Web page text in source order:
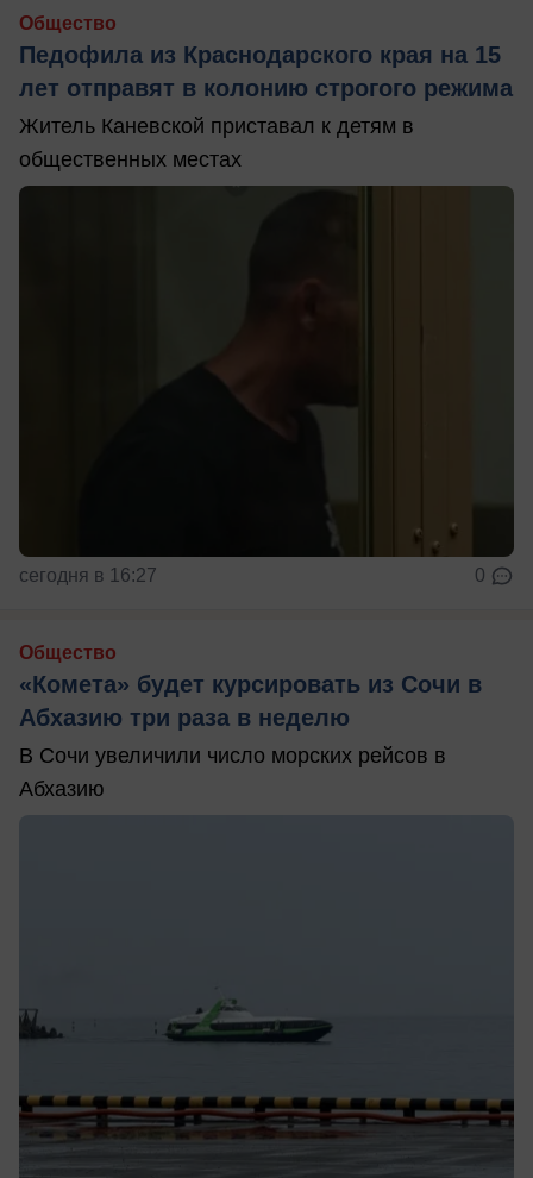
Общество
Педофила из Краснодарского края на 15
лет отправят в колонию строгого режима
Житель Каневской приставал к детям в
общественных местах
сегодня в 16:27 0
Общество
«Комета» будет курсировать из Сочи в
Абхазию три раза в неделю
В Сочи увеличили число морских рейсов в
Абхазию